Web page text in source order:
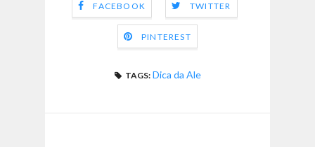
FACEBOOK TWITTER
PINTEREST
TAGS: Dica da Ale